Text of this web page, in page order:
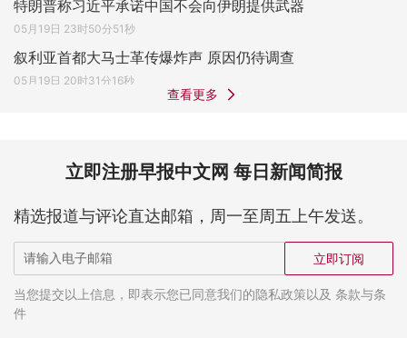
特朗普称习近平承诺中国不会向伊朗提供武器
05月19日 23时50分51秒
叙利亚首都大马士革传爆炸声 原因仍待调查
05月19日 20时31分16秒
查看更多
立即注册早报中文网 每日新闻简报
精选报道与评论直达邮箱，周一至周五上午发送。
立即订阅
当您提交以上信息，即表示您已同意我们的隐私政策以及 条款与条
件